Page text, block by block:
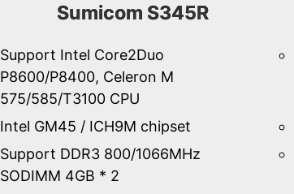
Sumicom S345R
Support Intel Core2Duo
P8600/P8400, Celeron M
575/585/T3100 CPU
Intel GM45 / ICH9M chipset
Support DDR3 800/1066MHz
SODIMM 4GB * 2